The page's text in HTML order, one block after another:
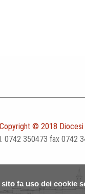
fa uso dei cookie
Copyright © 2018
0742 350473 fax 0742